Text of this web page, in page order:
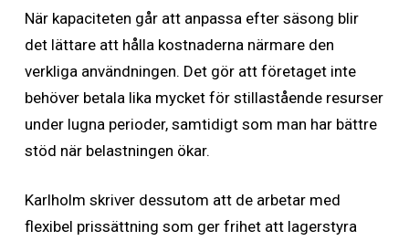
När kapaciteten går att anpassa efter säsong blir
det lättare att hålla kostnaderna närmare den
verkliga användningen. Det gör att företaget inte
behöver betala lika mycket för stillastående resurser
under lugna perioder, samtidigt som man har bättre
stöd när belastningen ökar.
Karlholm skriver dessutom att de arbetar med
flexibel prissättning som ger frihet att lagerstyra